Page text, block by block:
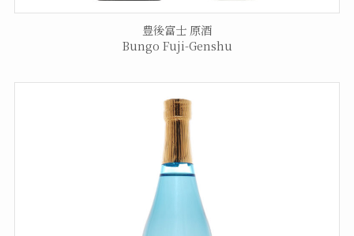
豊後富士 原酒
Bungo Fuji-Genshu